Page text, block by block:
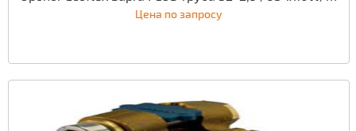
Цена по запросу